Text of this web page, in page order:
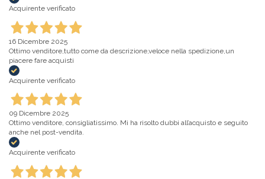
Acquirente verificato
16 Dicembre 2025
Ottimo venditore,tutto come da descrizione,veloce nella spedizione,un
piacere fare acquisti
Acquirente verificato
09 Dicembre 2025
Ottimo venditore, consigliatissimo. Mi ha risolto dubbi all’acquisto e seguito
anche nel post-vendita.
Acquirente verificato